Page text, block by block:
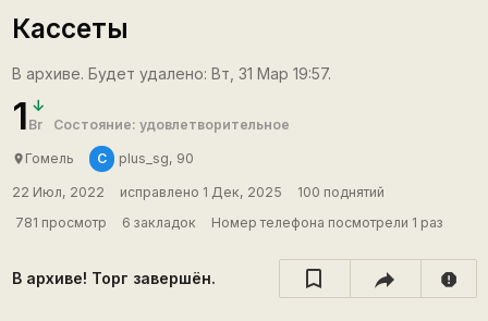
Кассеты
В архиве. Будет удалено: Вт, 31 Мар 19:57.
1 Br Состояние: удовлетворительное
place Гомель С plus_sg, 90
22 Июл, 2022 исправлено 1 Дек, 2025
100 поднятий
781 просмотр
6 закладок Номер телефона посмотрели 1 раз
В архиве! Торг завершён. report